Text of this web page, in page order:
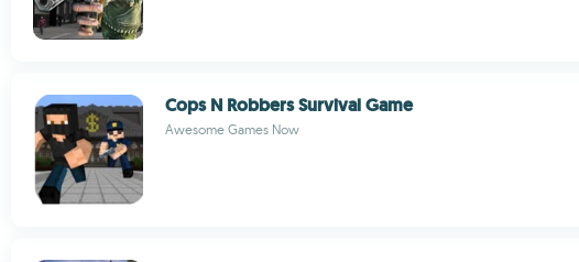
Cops N Robbers Survival Game
Awesome Games Now